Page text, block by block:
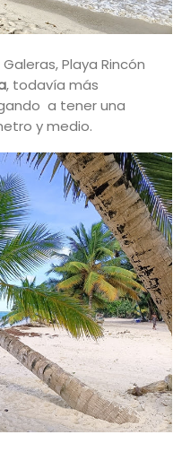
Playa Rincón
, todavía más
a tener una
y medio.